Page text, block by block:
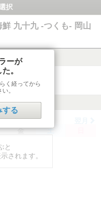
択
鮮 九十九 -つくも- 岡山
金 土
と
されます。
ーが
。
く経ってから
。
する